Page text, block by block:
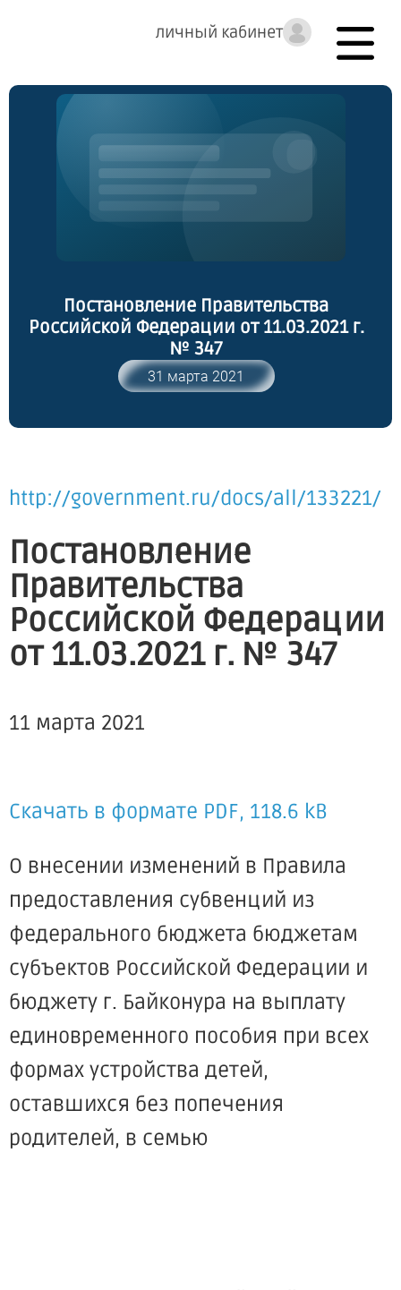
личный кабинет
Постановление Правительства
Российской Федерации от 11.03.2021 г.
№ 347
31 марта 2021
http://government.ru/docs/all/133221/
Постановление
Правительства
Российской Федерации
от 11.03.2021 г. № 347
11 марта 2021
Скачать в формате PDF, 118.6 kB
О внесении изменений в Правила
предоставления субвенций из
федерального бюджета бюджетам
субъектов Российской Федерации и
бюджету г. Байконура на выплату
единовременного пособия при всех
формах устройства детей,
оставшихся без попечения
родителей, в семью